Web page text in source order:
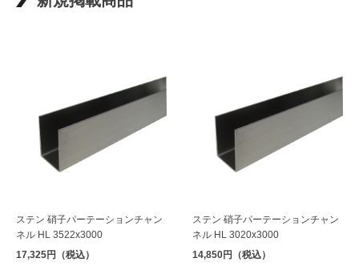
ステン 硝子パーテーションチャン
ネル HL 3522x3000
17,325円（税込）
ステン 硝子パーテーションチャン
ネル HL 3020x3000
14,850円（税込）